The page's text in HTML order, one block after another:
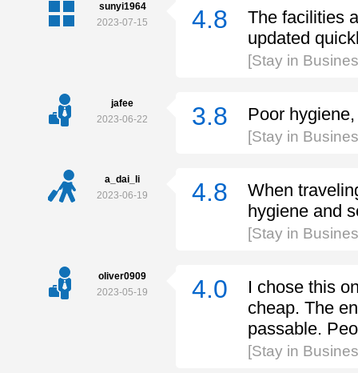
sunyi1964
2023-07-15
4.8
The facilities
updated
[Stay in
jafee
2023-06-22
3.8 Poor
[Stay in
a_dai_li
2023-06-19
4.8
When
hygiene and
[Stay in
oliver0909
2023-05-19
4.0
I chose this
cheap. The
passable.
[Stay in